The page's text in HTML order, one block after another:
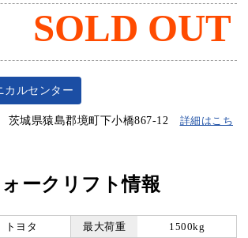
カルセンター
茨城県猿島郡境町下小橋867-12 詳細はこち
ークリフト情報
トヨタ 最大荷重
1500kg
SOLD OUT